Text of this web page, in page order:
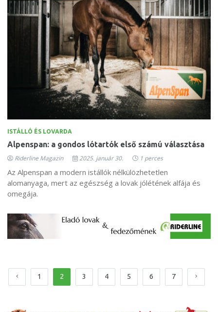
ISTÁLLÓ ÉS LOVARDA
Alpenspan: a gondos lótartók első számú választása
Riderline Magazin 2025. január 30. 1 perces
Az Alpenspan a modern istállók nélkülözhetetlen
alomanyaga, mert az egészség a lovak jólétének alfája és
omegája.
1 2 3 4 5 6 7